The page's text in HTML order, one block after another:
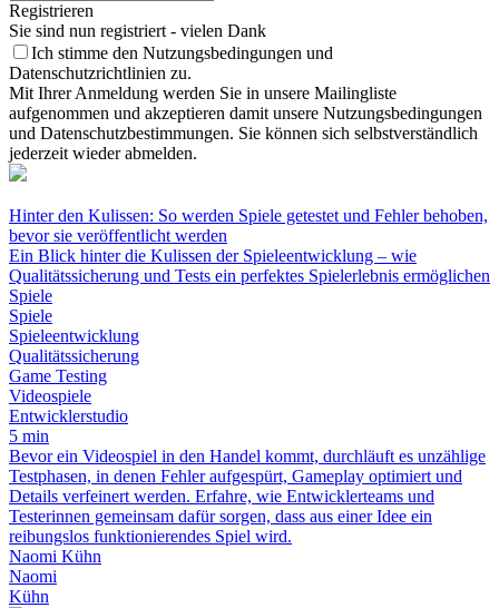
Registrieren
Sie sind nun registriert - vielen Dank
Ich stimme den Nutzungsbedingungen und
Datenschutzrichtlinien zu.
Mit Ihrer Anmeldung werden Sie in unsere Mailingliste
aufgenommen und akzeptieren damit unsere Nutzungsbedingungen
und Datenschutzbestimmungen. Sie können sich selbstverständlich
jederzeit wieder abmelden.
Hinter den Kulissen: So werden Spiele getestet und Fehler behoben,
bevor sie veröffentlicht werden
Ein Blick hinter die Kulissen der Spieleentwicklung – wie
Qualitätssicherung und Tests ein perfektes Spielerlebnis ermöglichen
Spiele
Spiele
Spieleentwicklung
Qualitätssicherung
Game Testing
Videospiele
Entwicklerstudio
5 min
Bevor ein Videospiel in den Handel kommt, durchläuft es unzählige
Testphasen, in denen Fehler aufgespürt, Gameplay optimiert und
Details verfeinert werden. Erfahre, wie Entwicklerteams und
Testerinnen gemeinsam dafür sorgen, dass aus einer Idee ein
reibungslos funktionierendes Spiel wird.
Naomi Kühn
Naomi
Kühn